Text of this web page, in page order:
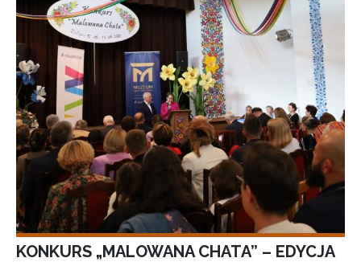
KONKURS „MALOWANA CHATA” – EDYCJA